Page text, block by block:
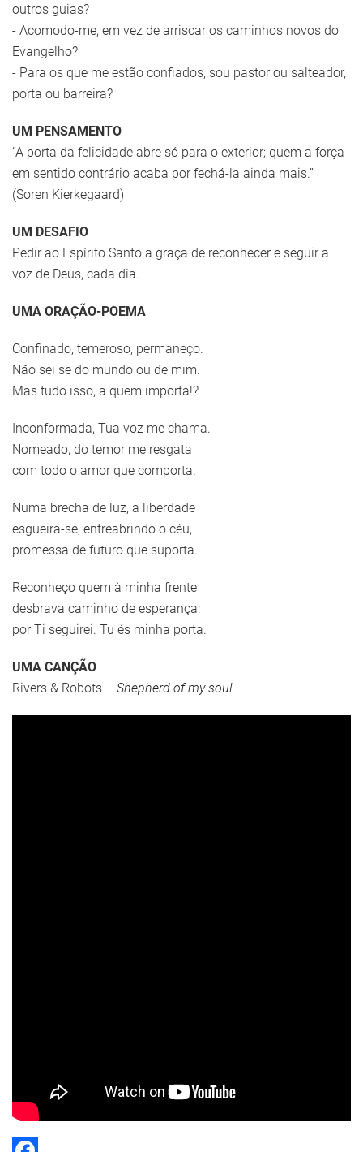
outros guias?
- Acomodo-me, em vez de arriscar os caminhos novos do
Evangelho?
- Para os que me estão confiados, sou pastor ou salteador,
porta ou barreira?
UM PENSAMENTO
“A porta da felicidade abre só para o exterior; quem a força
em sentido contrário acaba por fechá-la ainda mais.”
(Soren Kierkegaard)
UM DESAFIO
Pedir ao Espírito Santo a graça de reconhecer e seguir a
voz de Deus, cada dia.
UMA ORAÇÃO-POEMA
Confinado, temeroso, permaneço.
Não sei se do mundo ou de mim.
Mas tudo isso, a quem importa!?
Inconformada, Tua voz me chama.
Nomeado, do temor me resgata
com todo o amor que comporta.
Numa brecha de luz, a liberdade
esgueira-se, entreabrindo o céu,
promessa de futuro que suporta.
Reconheço quem à minha frente
desbrava caminho de esperança:
por Ti seguirei. Tu és minha porta.
UMA CANÇÃO
Rivers & Robots – Shepherd of my soul